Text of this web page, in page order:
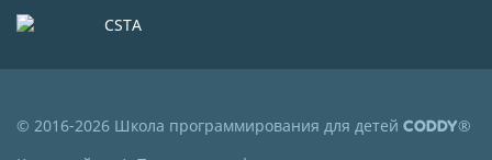
© 2016-2026 Школа программирования для детей CODDY®